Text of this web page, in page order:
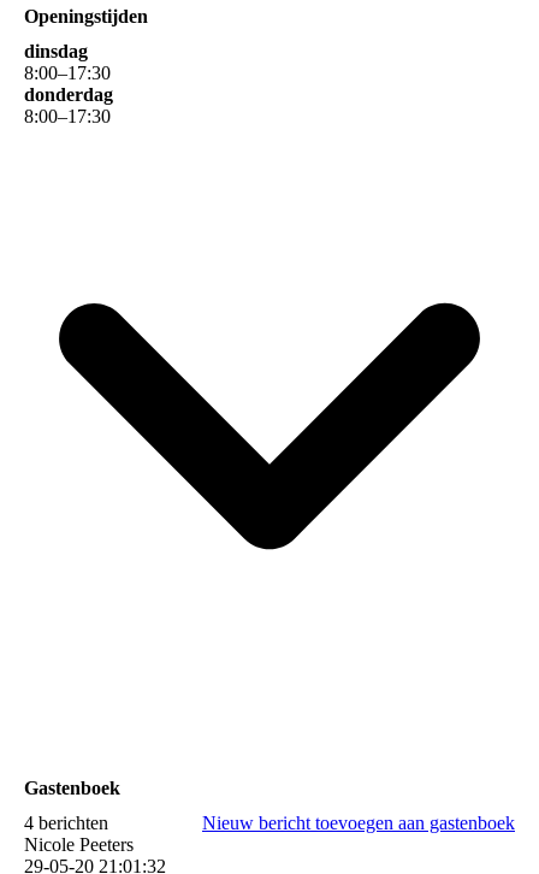
Openingstijden
dinsdag
8:00–17:30
donderdag
8:00–17:30
Gastenboek
4 berichten
Nieuw bericht toevoegen aan gastenboek
Nicole Peeters
29-05-20 21:01:32